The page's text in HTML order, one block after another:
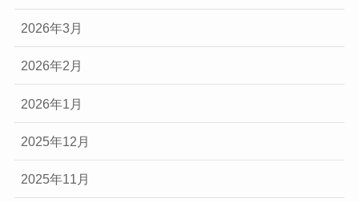
2026年3月
2026年2月
2026年1月
2025年12月
2025年11月